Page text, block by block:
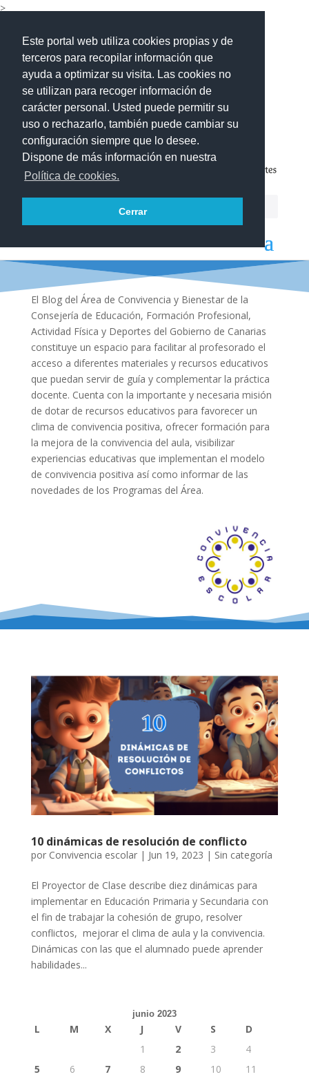
Este portal web utiliza cookies propias y de
terceros para recopilar información que
ayuda a optimizar su visita. Las cookies no
se utilizan para recoger información de
carácter personal. Usted puede permitir su
uso o rechazarlo, también puede cambiar su
configuración siempre que lo desee.
Dispone de más información en nuestra
Política de cookies.
Cerrar
>
El Blog del Área de Convivencia y Bienestar de la
Consejería de Educación, Formación Profesional,
Actividad Física y Deportes del Gobierno de Canarias
constituye un espacio para facilitar al profesorado el
acceso a diferentes materiales y recursos educativos
que puedan servir de guía y complementar la práctica
docente. Cuenta con la importante y necesaria misión
de dotar de recursos educativos para favorecer un
clima de convivencia positiva, ofrecer formación para
la mejora de la convivencia del aula, visibilizar
experiencias educativas que implementan el modelo
de convivencia positiva así como informar de las
novedades de los Programas del Área.
10 dinámicas de resolución de conflicto
por Convivencia escolar| Jun 19, 2023 | Sin categoría
El Proyector de Clase describe diez dinámicas para
implementar en Educación Primaria y Secundaria con
el fin de trabajar la cohesión de grupo, resolver
conflictos, mejorar el clima de aula y la convivencia.
Dinámicas con las que el alumnado puede aprender
habilidades...
junio 2023
L M X J V S
D
1
2 3
4
5
6 7 8 9 10
11